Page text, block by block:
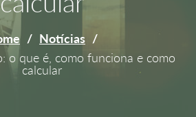
/ Notícias /
o que é, como funciona e como
calcular